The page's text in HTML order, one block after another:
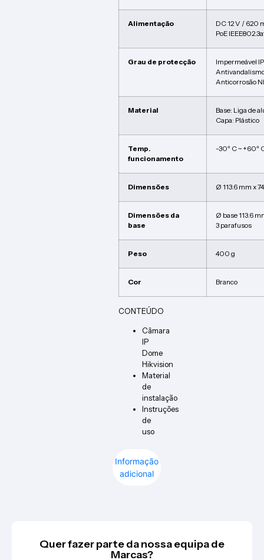
Informação
adicional
Alimentação
DC 12 V / 620
PoE
Grau de protecção
Impermeável
Anticorrosão
Material
Base: Liga de
Capa: Plástico
Temp.
funcionamento
-30º C ~ +60º
Dimensões Ø 113.6 mm x
Dimensões da
base
Ø base 113.6
3 parafusos
Peso 400 g
Cor Branco
CONTEÚDO
Câmara
IP
Dome
Hikvision
Material
de
instalação
Instruções
de
uso
Quer fazer parte da nossa equipa de
Marcas?